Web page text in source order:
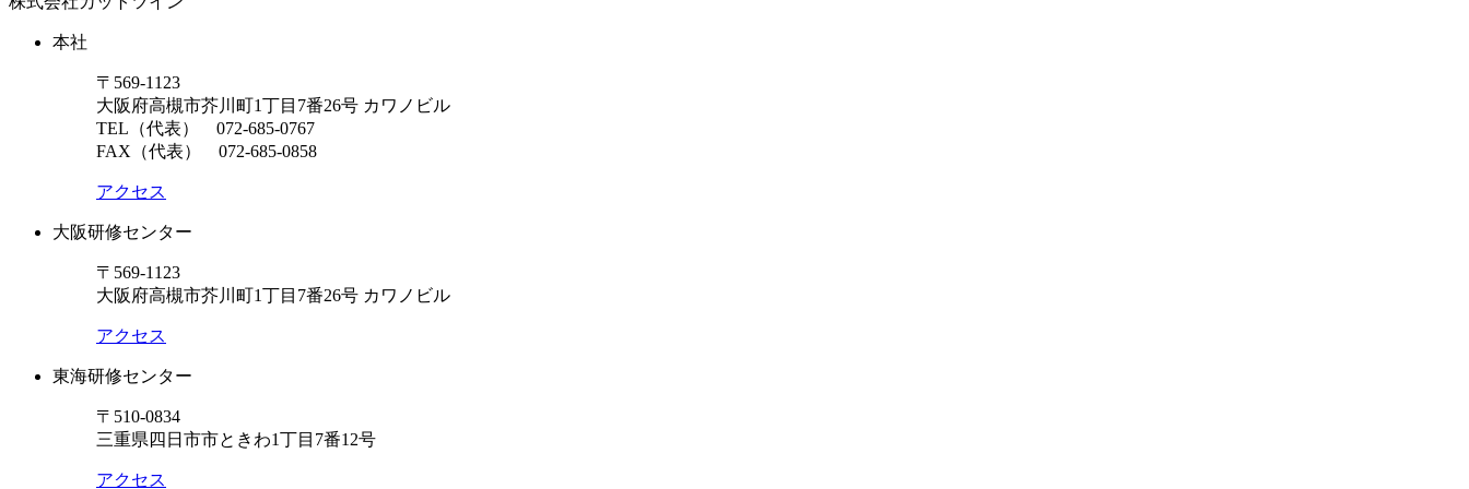
本社
〒569-1123
大阪府高槻市芥川町1丁目7番26号 カワノビル
TEL（代表） 072-685-0767
FAX（代表） 072-685-0858
アクセス
大阪研修センター
〒569-1123
大阪府高槻市芥川町1丁目7番26号 カワノビル
アクセス
東海研修センター
〒510-0834
三重県四日市市ときわ1丁目7番12号
アクセス